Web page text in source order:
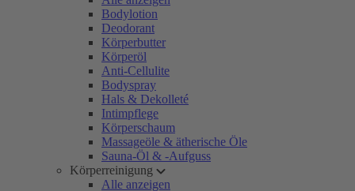
Bodylotion
Deodorant
Körperbutter
Körperöl
Anti-Cellulite
Bodyspray
Hals & Dekolleté
Intimpflege
Körperschaum
Massageöle & ätherische Öle
Sauna-Öl & -Aufguss
Körperreinigung
Alle anzeigen